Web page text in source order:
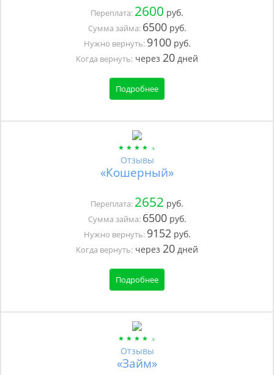
Переплата: 2600 руб.
Сумма займа: 6500руб.
Нужно вернуть: 9100руб.
Когда вернуть: через 20 дней
Подробнее
Отзывы
«Кошерный»
Переплата: 2652 руб.
Сумма займа: 6500руб.
Нужно вернуть: 9152руб.
Когда вернуть: через 20 дней
Подробнее
Отзывы
«Займ»